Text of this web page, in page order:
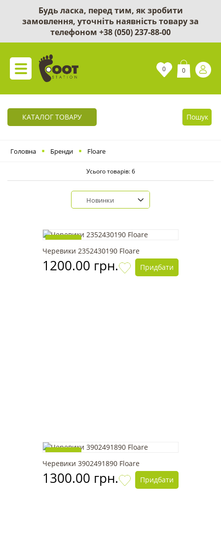
Будь ласка, перед тим, як зробити
замовлення, уточніть наявність товару за
телефоном +38 (050) 237-88-00
0 0
КАТАЛОГ ТОВАРУ Пошук
Головна Бренди Floare
Усього товарів: 6
Новинки
Новинка
Черевики 2352430190 Floare
1200.00 грн. Придбати
Новинка
Черевики 3902491890 Floare
1300.00 грн. Придбати